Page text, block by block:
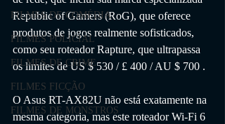
FILMES DE COMÉDIA
FILMES POLICIAL
FILMES DE CRIME
FILMES FICÇÃO
FILMES DE MONSTROS
Republic of Gamers (RoG), que oferece
produtos de jogos realmente sofisticados,
como seu roteador Rapture, que ultrapassa
os limites de US $ 530 / £ 400 / AU $ 700 .
O Asus RT-AX82U não está exatamente na
mesma categoria, mas este roteador Wi-Fi 6